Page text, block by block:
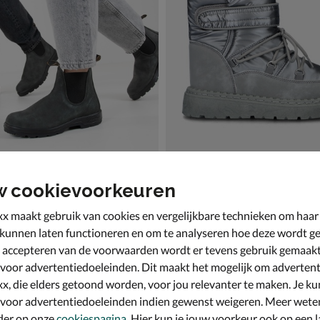
587 Snow Fun
€ 49,99
49,99
cookievoorkeuren
maakt gebruik van cookies en vergelijkbare technieken om
laten functioneren en om te analyseren hoe deze wordt
van de voorwaarden wordt er tevens gebruik
advertentiedoeleinden. Dit maakt het mogelijk om
die elders getoond worden, voor jou relevanter te maken. Je
advertentiedoeleinden indien gewenst weigeren. Meer